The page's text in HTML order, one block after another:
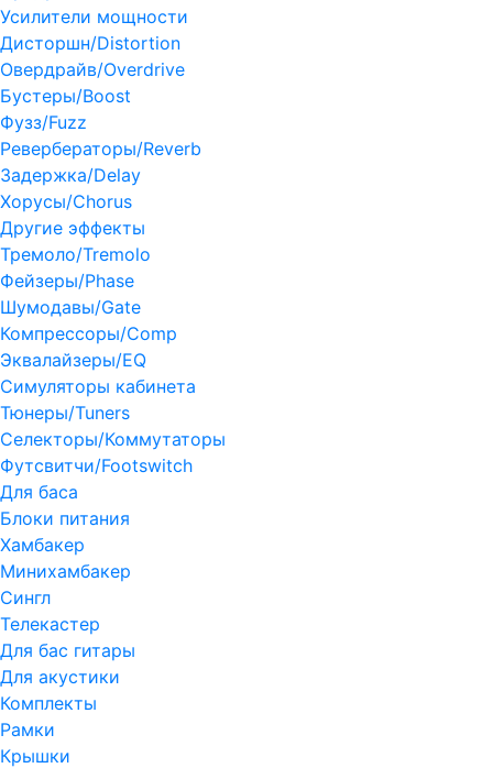
Усилители мощности
Дисторшн/Distortion
Овердрайв/Overdrive
Бустеры/Boost
Фузз/Fuzz
Ревербераторы/Reverb
Задержка/Delay
Хорусы/Chorus
Другие эффекты
Тремоло/Tremolo
Фейзеры/Phase
Шумодавы/Gate
Компрессоры/Comp
Эквалайзеры/EQ
Симуляторы кабинета
Тюнеры/Tuners
Селекторы/Коммутаторы
Футсвитчи/Footswitch
Для баса
Блоки питания
Хамбакер
Минихамбакер
Сингл
Телекастер
Для бас гитары
Для акустики
Комплекты
Рамки
Крышки